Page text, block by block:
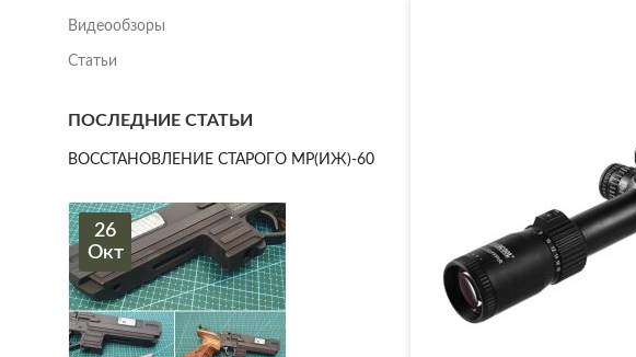
Видеообзоры
Статьи
ПОСЛЕДНИЕ СТАТЬИ
ВОССТАНОВЛЕНИЕ СТАРОГО МР(ИЖ)-60
26
Окт